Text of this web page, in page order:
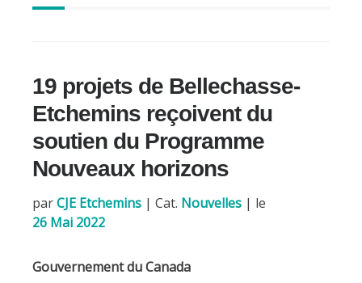
19 projets de Bellechasse-
Etchemins reçoivent du
soutien du Programme
Nouveaux horizons
parCJE Etchemins | Cat. Nouvelles | le
26 Mai 2022
Gouvernement du Canada